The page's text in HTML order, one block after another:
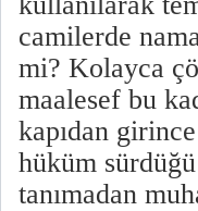
camilerde
mi? Kolayca
maalesef bu
kapıdan
hüküm
tanımadan